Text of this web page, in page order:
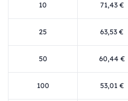
10 71,43 €
25 63,53 €
50 60,44 €
100 53,01 €